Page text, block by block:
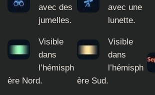
avec des
jumelles.
avec une
lunette.
Visible
dans
l’hémisph
ère Nord.
Visible
dans
l’hémisph
ère Sud.